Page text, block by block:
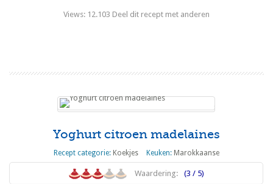
Views: 12.103 Deel dit recept met anderen
Yoghurt citroen madelaines
Recept categorie: Koekjes Keuken: Marokkaanse
Waardering: (3 / 5)